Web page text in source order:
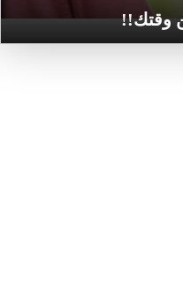
وقتك!!